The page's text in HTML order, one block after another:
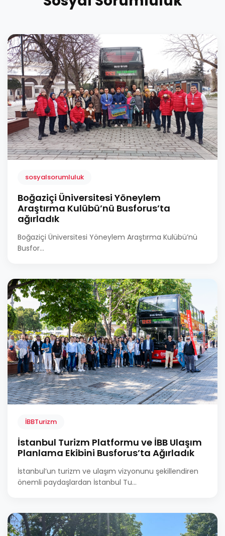
sosyalsorumluluk
Boğaziçi Üniversitesi Yöneylem
Araştırma Kulübü’nü Busforus’ta
ağırladık
Boğaziçi Üniversitesi Yöneylem Araştırma Kulübü’nü
Busfor...
İBBTurizm
İstanbul Turizm Platformu ve İBB Ulaşım
Planlama Ekibini Busforus’ta Ağırladık
İstanbul’un turizm ve ulaşım vizyonunu şekillendiren
önemli paydaşlardan İstanbul Tu...